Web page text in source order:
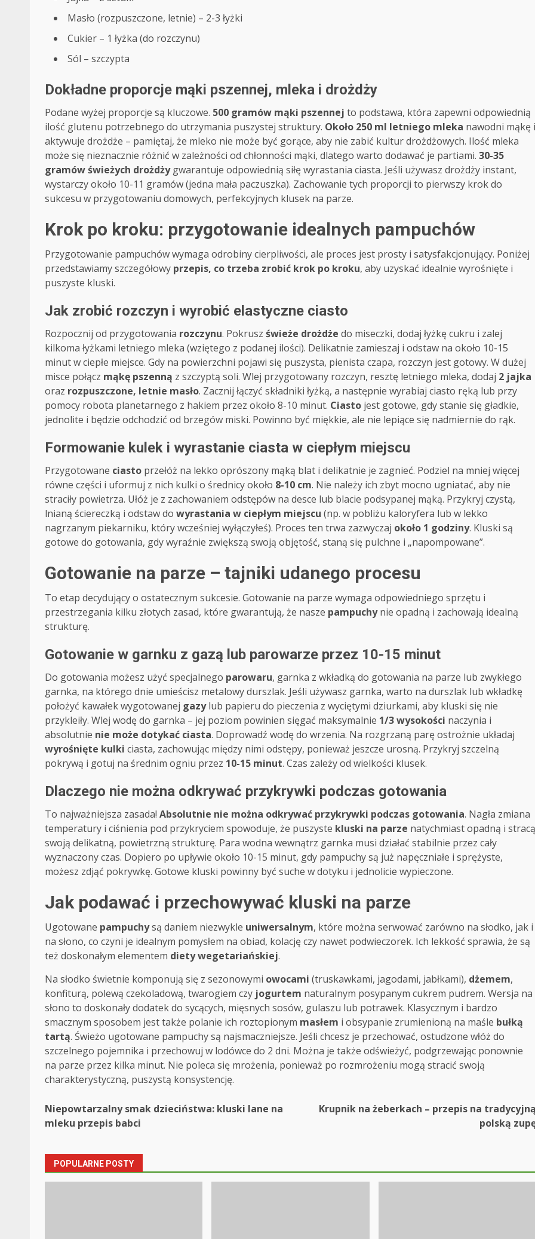
Masło (rozpuszczone, letnie) – 2-3 łyżki
Cukier – 1 łyżka (do rozczynu)
Sól – szczypta
Dokładne proporcje mąki pszennej, mleka i drożdży
Podane wyżej proporcje są kluczowe. 500 gramów mąki pszennej to podstawa, która zapewni odpowiednią
ilość glutenu potrzebnego do utrzymania puszystej struktury. Około 250 ml letniego mleka nawodni mąkę i
aktywuje drożdże – pamiętaj, że mleko nie może być gorące, aby nie zabić kultur drożdżowych. Ilość mleka
może się nieznacznie różnić w zależności od chłonności mąki, dlatego warto dodawać je partiami. 30-35
gramów świeżych drożdżygwarantuje odpowiednią siłę wyrastania ciasta. Jeśli używasz drożdży instant,
wystarczy około 10-11 gramów (jedna mała paczuszka). Zachowanie tych proporcji to pierwszy krok do
sukcesu w przygotowaniu domowych, perfekcyjnych klusek na parze.
Krok po kroku: przygotowanie idealnych pampuchów
Przygotowanie pampuchów wymaga odrobiny cierpliwości, ale proces jest prosty i satysfakcjonujący. Poniżej
przedstawiamy szczegółowy przepis, co trzeba zrobić krok po kroku, aby uzyskać idealnie wyrośnięte i
puszyste kluski.
Jak zrobić rozczyn i wyrobić elastyczne ciasto
Rozpocznij od przygotowania rozczynu. Pokrusz świeże drożdże do miseczki, dodaj łyżkę cukru i zalej
kilkoma łyżkami letniego mleka (wziętego z podanej ilości). Delikatnie zamieszaj i odstaw na około 10-15
minut w ciepłe miejsce. Gdy na powierzchni pojawi się puszysta, pienista czapa, rozczyn jest gotowy. W dużej
misce połącz mąkę pszenną z szczyptą soli. Wlej przygotowany rozczyn, resztę letniego mleka, dodaj 2 jajka
oraz rozpuszczone, letnie masło. Zacznij łączyć składniki łyżką, a następnie wyrabiaj ciasto ręką lub przy
pomocy robota planetarnego z hakiem przez około 8-10 minut. Ciasto jest gotowe, gdy stanie się gładkie,
jednolite i będzie odchodzić od brzegów miski. Powinno być miękkie, ale nie lepiące się nadmiernie do rąk.
Formowanie kulek i wyrastanie ciasta w ciepłym miejscu
Przygotowane ciasto przełóż na lekko oprószony mąką blat i delikatnie je zagnieć. Podziel na mniej więcej
równe części i uformuj z nich kulki o średnicy około 8-10 cm. Nie należy ich zbyt mocno ugniatać, aby nie
straciły powietrza. Ułóż je z zachowaniem odstępów na desce lub blacie podsypanej mąką. Przykryj czystą,
lnianą ściereczką i odstaw do wyrastania w ciepłym miejscu (np. w pobliżu kaloryfera lub w lekko
nagrzanym piekarniku, który wcześniej wyłączyłeś). Proces ten trwa zazwyczaj około 1 godziny. Kluski są
gotowe do gotowania, gdy wyraźnie zwiększą swoją objętość, staną się pulchne i „napompowane”.
Gotowanie na parze – tajniki udanego procesu
To etap decydujący o ostatecznym sukcesie. Gotowanie na parze wymaga odpowiedniego sprzętu i
przestrzegania kilku złotych zasad, które gwarantują, że nasze pampuchynie opadną i zachowają idealną
strukturę.
Gotowanie w garnku z gazą lub parowarze przez 10-15 minut
Do gotowania możesz użyć specjalnego parowaru, garnka z wkładką do gotowania na parze lub zwykłego
garnka, na którego dnie umieścisz metalowy durszlak. Jeśli używasz garnka, warto na durszlak lub wkładkę
położyć kawałek wygotowanej gazylub papieru do pieczenia z wyciętymi dziurkami, aby kluski się nie
przykleiły. Wlej wodę do garnka – jej poziom powinien sięgać maksymalnie 1/3 wysokości naczynia i
absolutnie nie może dotykać ciasta. Doprowadź wodę do wrzenia. Na rozgrzaną parę ostrożnie układaj
wyrośnięte kulki ciasta, zachowując między nimi odstępy, ponieważ jeszcze urosną. Przykryj szczelną
pokrywą i gotuj na średnim ogniu przez 10-15 minut. Czas zależy od wielkości klusek.
Dlaczego nie można odkrywać przykrywki podczas gotowania
To najważniejsza zasada! Absolutnie nie można odkrywać przykrywki podczas gotowania. Nagła zmiana
temperatury i ciśnienia pod przykryciem spowoduje, że puszyste kluski na parze natychmiast opadną i stracą
swoją delikatną, powietrzną strukturę. Para wodna wewnątrz garnka musi działać stabilnie przez cały
wyznaczony czas. Dopiero po upływie około 10-15 minut, gdy pampuchy są już napęczniałe i sprężyste,
możesz zdjąć pokrywkę. Gotowe kluski powinny być suche w dotyku i jednolicie wypieczone.
Jak podawać i przechowywać kluski na parze
Ugotowane pampuchysą daniem niezwykle uniwersalnym, które można serwować zarówno na słodko, jak i
na słono, co czyni je idealnym pomysłem na obiad, kolację czy nawet podwieczorek. Ich lekkość sprawia, że są
też doskonałym elementem diety wegetariańskiej.
Na słodko świetnie komponują się z sezonowymi owocami (truskawkami, jagodami, jabłkami), dżemem,
konfiturą, polewą czekoladową, twarogiem czy jogurtem naturalnym posypanym cukrem pudrem. Wersja na
słono to doskonały dodatek do sycących, mięsnych sosów, gulaszu lub potrawek. Klasycznym i bardzo
smacznym sposobem jest także polanie ich roztopionym masłem i obsypanie zrumienioną na maśle bułką
tartą. Świeżo ugotowane pampuchy są najsmaczniejsze. Jeśli chcesz je przechować, ostudzone włóż do
szczelnego pojemnika i przechowuj w lodówce do 2 dni. Można je także odświeżyć, podgrzewając ponownie
na parze przez kilka minut. Nie poleca się mrożenia, ponieważ po rozmrożeniu mogą stracić swoją
charakterystyczną, puszystą konsystencję.
Post
navigation
Niepowtarzalny smak dzieciństwa: kluski lane na
mleku przepis babci
Krupnik na żeberkach – przepis na
polską
POPULARNE POSTY